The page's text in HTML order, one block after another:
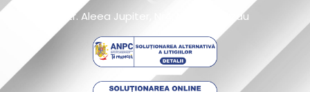
Str. Aleea Jupiter, Nr4, Micro 5, Buzau